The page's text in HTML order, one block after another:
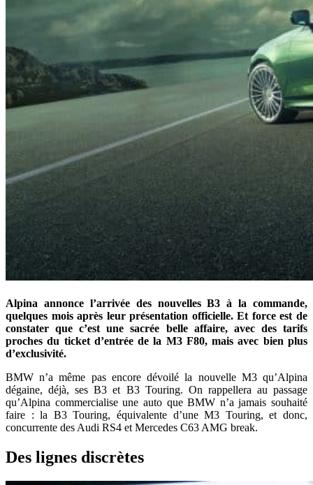
Alpina annonce l’arrivée des nouvelles B3 à la commande,
quelques mois après leur présentation officielle. Et force est de
constater que c’est une sacrée belle affaire, avec des tarifs
proches du ticket d’entrée de la M3 F80, mais avec bien plus
d’exclusivité.
BMW n’a même pas encore dévoilé la nouvelle M3 qu’Alpina
dégaine, déjà, ses B3 et B3 Touring. On rappellera au passage
qu’Alpina commercialise une auto que BMW n’a jamais souhaité
faire : la B3 Touring, équivalente d’une M3 Touring, et donc,
concurrente des Audi RS4 et Mercedes C63 AMG break.
Des lignes discrètes